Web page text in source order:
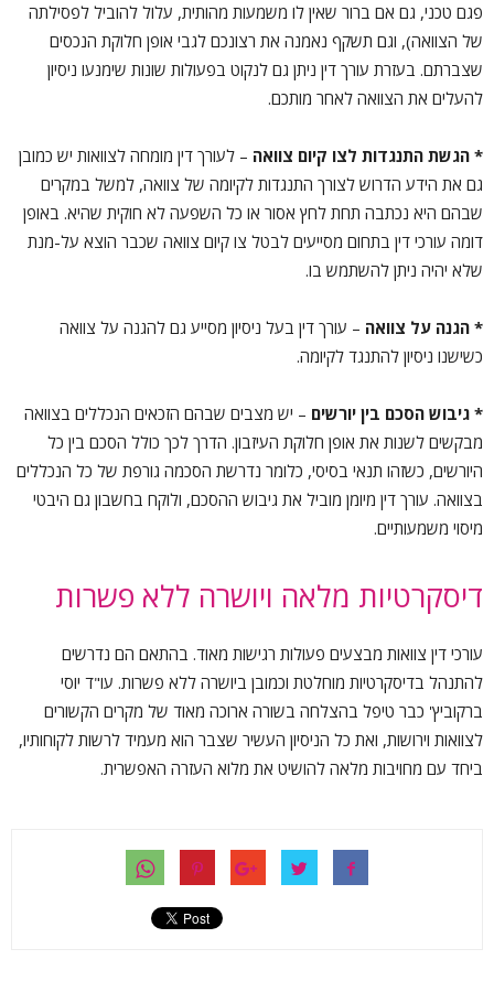
פגם טכני, גם אם ברור שאין לו משמעות מהותית, עלול להוביל לפסילתה
של הצוואה), וגם תשקף נאמנה את רצונכם לגבי אופן חלוקת הנכסים
שצברתם. בעזרת עורך דין ניתן גם לנקוט בפעולות שונות שימנעו ניסיון
להעלים את הצוואה לאחר מותכם.
* הגשת התנגדות לצו קיום צוואה – לעורך דין מומחה לצוואות יש כמובן
גם את הידע הדרוש לצורך התנגדות לקיומה של צוואה, למשל במקרים
שבהם היא נכתבה תחת לחץ אסור או כל השפעה לא חוקית שהיא. באופן
דומה עורכי דין בתחום מסייעים לבטל צו קיום צוואה שכבר הוצא על-מנת
שלא יהיה ניתן להשתמש בו.
* הגנה על צוואה – עורך דין בעל ניסיון מסייע גם להגנה על צוואה
כשישנו ניסיון להתנגד לקיומה.
* גיבוש הסכם בין יורשים – יש מצבים שבהם הזכאים הנכללים בצוואה
מבקשים לשנות את אופן חלוקת העיזבון. הדרך לכך כולל הסכם בין כל
היורשים, כשזהו תנאי בסיסי, כלומר נדרשת הסכמה גורפת של כל הנכללים
בצוואה. עורך דין מיומן מוביל את גיבוש ההסכם, ולוקח בחשבון גם היבטי
מיסוי משמעותיים.
דיסקרטיות מלאה ויושרה ללא פשרות
עורכי דין צוואות מבצעים פעולות רגישות מאוד. בהתאם הם נדרשים
להתנהל בדיסקרטיות מוחלטת וכמובן ביושרה ללא פשרות. עו"ד יוסי
ברקוביץ' כבר טיפל בהצלחה בשורה ארוכה מאוד של מקרים הקשורים
לצוואות וירושות, ואת כל הניסיון העשיר שצבר הוא מעמיד לרשות לקוחותיו,
ביחד עם מחויבות מלאה להושיט את מלוא העזרה האפשרית.